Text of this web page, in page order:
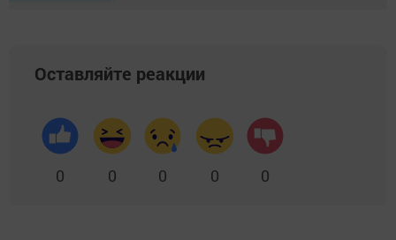
Оставляйте реакции
0 0 0 0 0